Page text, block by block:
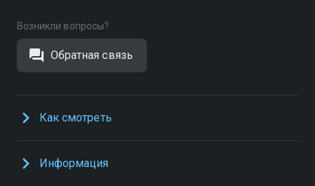
Возникли вопросы?
Обратная связь
Как смотреть
Информация